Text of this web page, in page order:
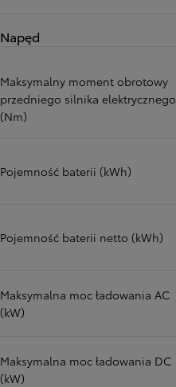
Napęd
Maksymalny moment obrotowy
przedniego silnika elektrycznego
(Nm)
Pojemność baterii (kWh)
Pojemność baterii netto (kWh)
Maksymalna moc ładowania AC
(kW)
Maksymalna moc ładowania DC
(kW)